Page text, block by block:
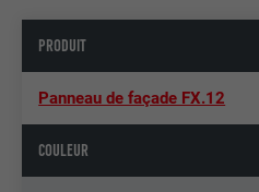
PRODUIT
Panneau de façade FX.12
COULEUR